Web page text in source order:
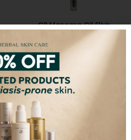
CP Mascara Oil Elixir
14,80
ΠΡΟΣΘΗΚΗ ΣΤΟ ΚΑΛΑΘΙ